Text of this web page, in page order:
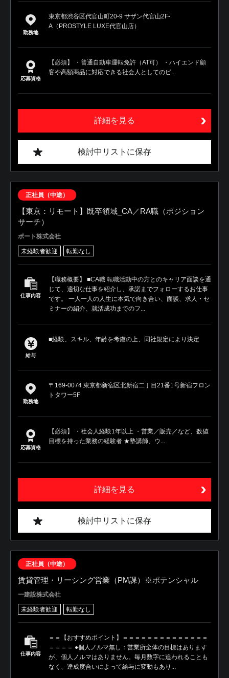
勤務地
東京都渋谷区代官山町20-9 サザン代官山2F-
A（PROSTYLE LUXE代官山店）
応募資格
【必須】 ・普通自動車運転免許（AT可） ・ハイエンド顧
客や高額商品に対応できる社会人としてのビ...
詳細を見る
検討中リストに保存
正社員（中途）
【東京：リモート】既卒領域_CA／RA職（ポジション
サーチ）
ポート株式会社
未経験者歓迎 転勤なし
仕事内容
【職務概要】 ■CA職 転職活動中の方とのキャリア面談を通
じて、適切な仕事を紹介し、承諾までフォローするお仕事
です。 一人一人の人生に本気で向き合い、面談、求人・セ
ミナーの紹介、就活成功までのフ...
給与
■経験、スキル、年齢を考慮の上、同社規定により決定
勤務地
〒169-0074 東京都新宿区北新宿二丁目21番1号新宿フロン
トタワー5F
応募資格
【必須】 ・社会人経験1年以上 ・営業／販売／など、数値
目標を持った業務の経験者 ★塾講師、ウ...
詳細を見る
検討中リストに保存
正社員（中途）
賃貸管理・リーシング営業（PM課）※ポテンシャル
一建設株式会社
未経験者歓迎 転勤なし
仕事内容
＝＝【おすすめポイント】＝＝＝＝＝＝＝＝＝＝＝＝＝＝
＝＝＝＝ ●個人ノルマ無し：営業所全体の目標はあります
が、個人ノルマはありません。毎月数字に追われることも
なく、達成度合いによって給与に変動もあり...